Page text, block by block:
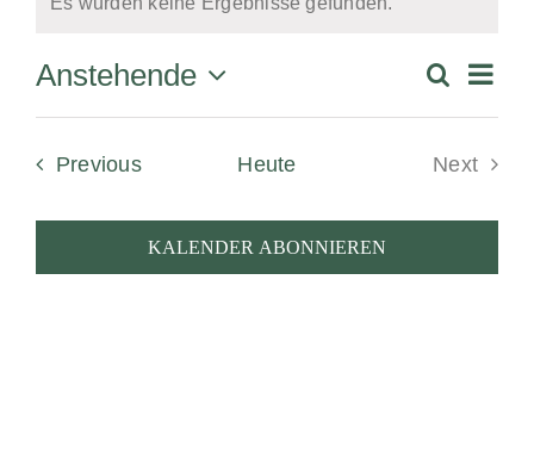
Suche
Anstehende
Select
PreviousVeranstaltungen
Heute
Next
KALENDER ABONNIEREN